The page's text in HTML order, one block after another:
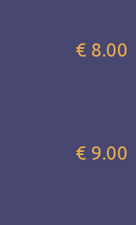
€ 8.00
€ 9.00